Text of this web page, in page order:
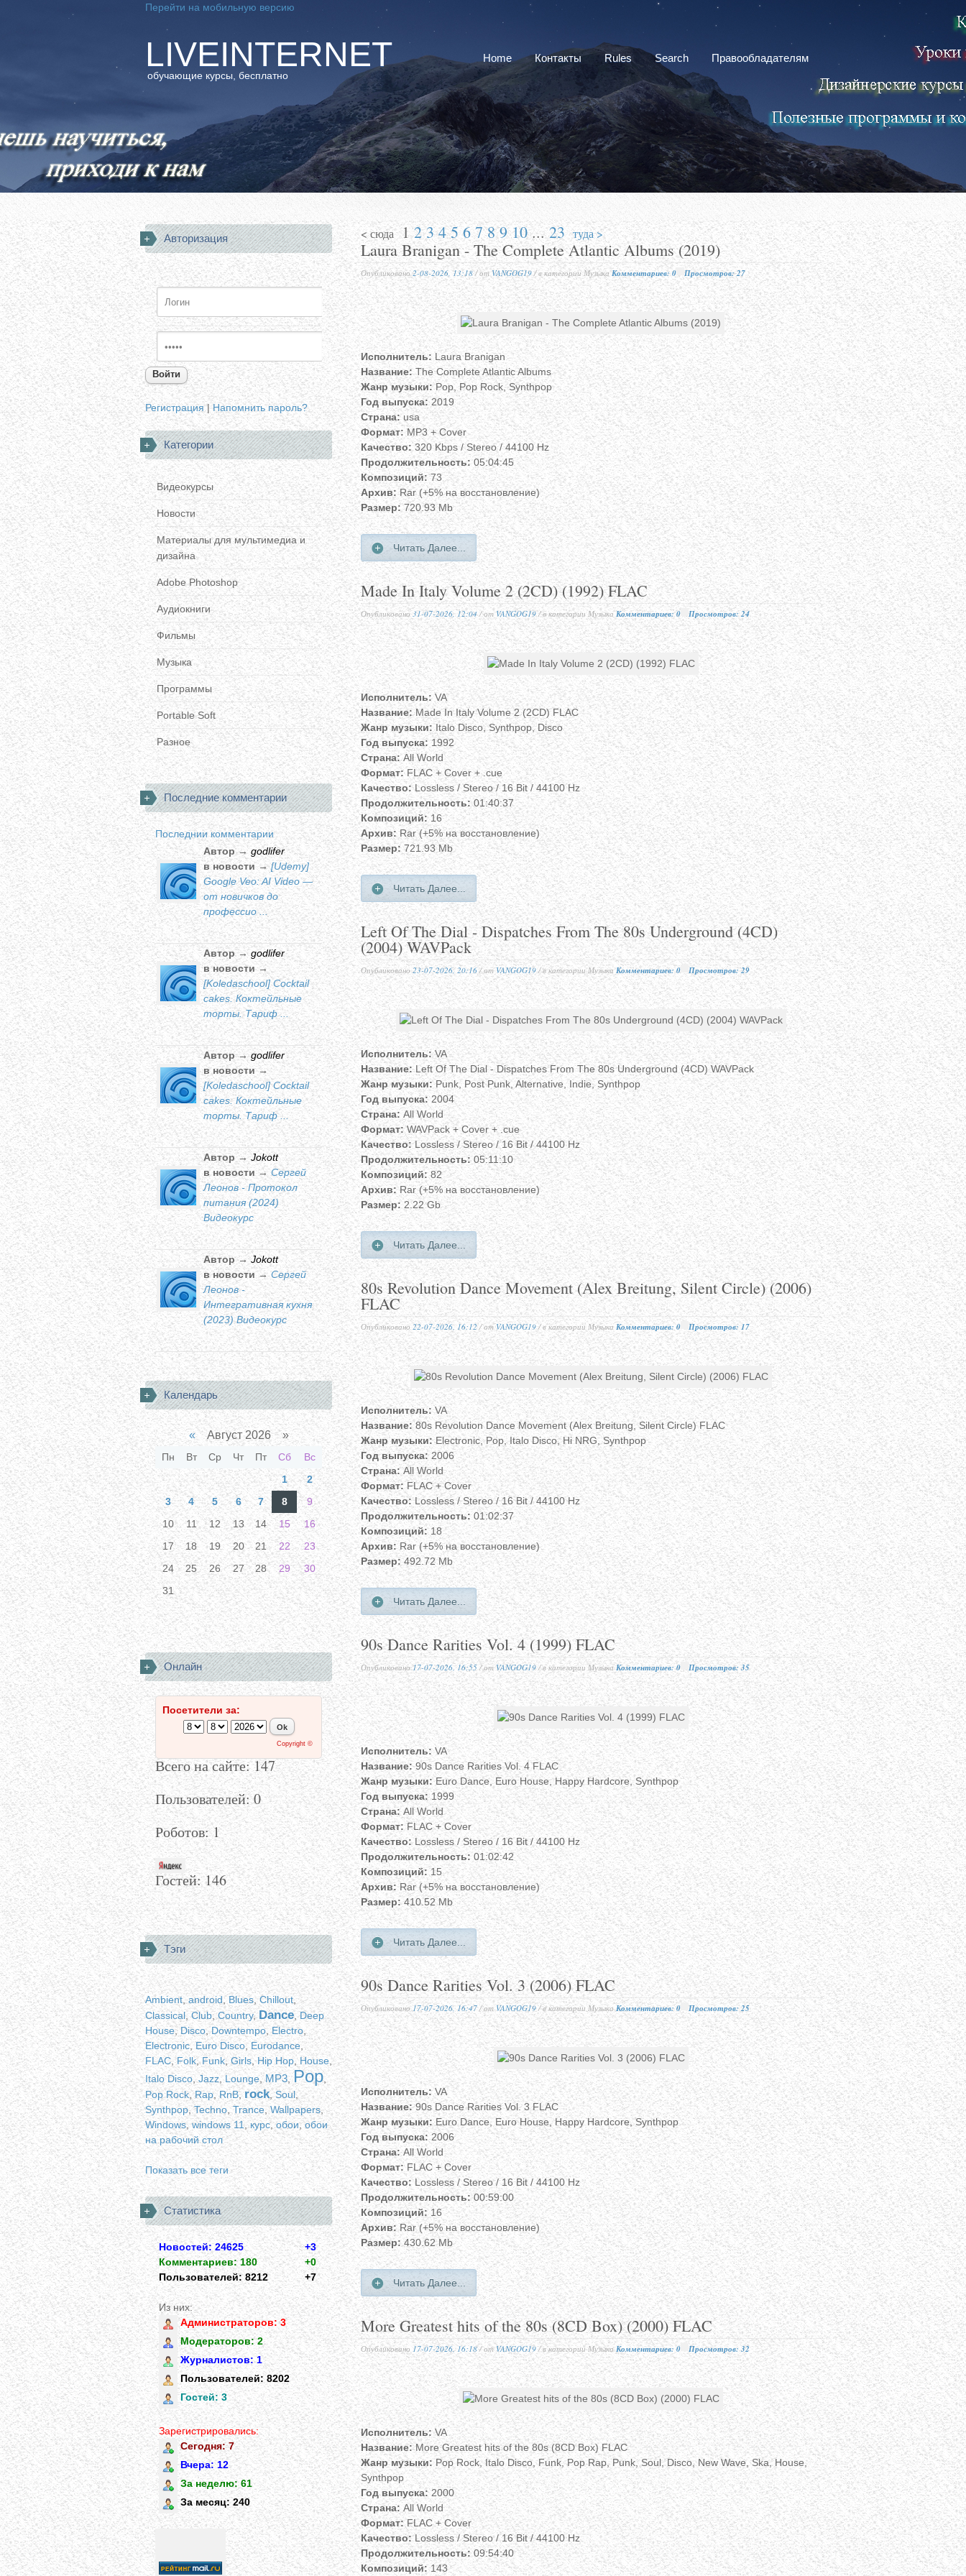
LIVEINTERNET
обучающие курсы, бесплатно
Home Контакты Rules Search Правообладателям
Перейти на мобильную версию
Авторизация
Войти
Регистрация| Напомнить пароль?
Категории
Видеокурсы
Новости
Материалы для мультимедиа и
дизайна
Adobe Photoshop
Аудиокниги
Фильмы
Музыка
Программы
Portable Soft
Разное
Последние комментарии
Последнии комментарии
Автор → godlifer
в новости → [Udemy]
Google Veo: AI Video —
от новичков до
профессио ...
Автор → godlifer
в новости →
[Koledaschool] Cocktail
cakes. Коктейльные
торты. Тариф ...
Автор → godlifer
в новости →
[Koledaschool] Cocktail
cakes. Коктейльные
торты. Тариф ...
Автор → Jokott
в новости → Сергей
Леонов - Протокол
питания (2024)
Видеокурс
Автор → Jokott
в новости → Сергей
Леонов -
Интегративная кухня
(2023) Видеокурс
Календарь
«Август 2026 »
Пн Вт Ср Чт Пт Сб
Вс
1
2
3
4 5 6 7 8
9
10
11 12 13 14 15
16
17
18 19 20 21 22
23
24
25 26 27 28 29
30
31
Онлайн
Посетители за:
Copyright ©
Всего на сайте: 147
Пользователей: 0
Роботов: 1
Гостей:146
Тэги
Ambient,android , Blues ,Chillout,
Classical,Club,Country, Dance,Deep
House,Disco,Downtempo,Electro,
Electronic ,Euro Disco, Eurodance,
FLAC ,Folk,Funk, Girls ,Hip Hop , House,
Italo Disco, Jazz , Lounge,MP3,Pop,
Pop Rock,Rap,RnB, rock,Soul,
Synthpop,Techno,Trance ,Wallpapers,
Windows ,windows 11,курс,обои,обои
на рабочий стол
Показать все теги
Статистика
+3
Новостей: 24625
+0
Комментариев: 180
+7
Пользователей: 8212
Из них:
Администраторов: 3
Модераторов: 2
Журналистов: 1
Пользователей: 8202
Гостей: 3
Зарегистрировались:
Сегодня: 7
Вчера: 12
За неделю: 61
За месяц: 240
< сюда 1 2 3 4 5 6 7 8 9 10 ... 23 туда >
Laura Branigan - The Complete Atlantic Albums (2019)
Опубликовано 2-08-2026, 13:18/ отVANGOG19/ в категории МузыкаКомментариев: 0 Просмотров: 27
Исполнитель: Laura Branigan
Название:The Complete Atlantic Albums
Жанр музыки:Pop, Pop Rock, Synthpop
Год выпуска:2019
Страна: usa
Формат: MP3 + Cover
Качество:320 Kbps / Stereo / 44100 Hz
Продолжительность:05:04:45
Композиций:73
Архив: Rar (+5% на восстановление)
Размер:720.93 Mb
Читать Далее...
Made In Italy Volume 2 (2CD) (1992) FLAC
Опубликовано31-07-2026, 12:04/ от VANGOG19/ в категории МузыкаКомментариев: 0 Просмотров: 24
Исполнитель: VA
Название:Made In Italy Volume 2 (2CD) FLAC
Жанр музыки:Italo Disco, Synthpop, Disco
Год выпуска: 1992
Страна:All World
Формат:FLAC + Cover + .cue
Качество: Lossless / Stereo / 16 Bit / 44100 Hz
Продолжительность:01:40:37
Композиций:16
Архив: Rar (+5% на восстановление)
Размер: 721.93 Mb
Читать Далее...
Left Of The Dial - Dispatches From The 80s Underground (4CD)
(2004) WAVPack
Опубликовано 23-07-2026, 20:16/ отVANGOG19/ в категории МузыкаКомментариев: 0 Просмотров: 29
Исполнитель:VA
Название:Left Of The Dial - Dispatches From The 80s Underground (4CD) WAVPack
Жанр музыки:Punk, Post Punk, Alternative, Indie, Synthpop
Год выпуска:2004
Страна: All World
Формат:WAVPack + Cover + .cue
Качество:Lossless / Stereo / 16 Bit / 44100 Hz
Продолжительность: 05:11:10
Композиций:82
Архив: Rar (+5% на восстановление)
Размер: 2.22 Gb
Читать Далее...
80s Revolution Dance Movement (Alex Breitung, Silent Circle) (2006)
FLAC
Опубликовано 22-07-2026, 16:12/ отVANGOG19/ в категории МузыкаКомментариев: 0 Просмотров: 17
Исполнитель:VA
Название:80s Revolution Dance Movement (Alex Breitung, Silent Circle) FLAC
Жанр музыки:Electronic, Pop, Italo Disco, Hi NRG, Synthpop
Год выпуска:2006
Страна:All World
Формат: FLAC + Cover
Качество:Lossless / Stereo / 16 Bit / 44100 Hz
Продолжительность:01:02:37
Композиций:18
Архив:Rar (+5% на восстановление)
Размер:492.72 Mb
Читать Далее...
90s Dance Rarities Vol. 4 (1999) FLAC
Опубликовано17-07-2026, 16:55/ отVANGOG19/ в категории МузыкаКомментариев: 0 Просмотров: 35
Исполнитель: VA
Название:90s Dance Rarities Vol. 4 FLAC
Жанр музыки:Euro Dance, Euro House, Happy Hardcore, Synthpop
Год выпуска:1999
Страна: All World
Формат: FLAC + Cover
Качество:Lossless / Stereo / 16 Bit / 44100 Hz
Продолжительность:01:02:42
Композиций:15
Архив:Rar (+5% на восстановление)
Размер:410.52 Mb
Читать Далее...
90s Dance Rarities Vol. 3 (2006) FLAC
Опубликовано17-07-2026, 16:47/ от VANGOG19/ в категории МузыкаКомментариев: 0 Просмотров: 25
Исполнитель: VA
Название:90s Dance Rarities Vol. 3 FLAC
Жанр музыки:Euro Dance, Euro House, Happy Hardcore, Synthpop
Год выпуска:2006
Страна:All World
Формат:FLAC + Cover
Качество: Lossless / Stereo / 16 Bit / 44100 Hz
Продолжительность:00:59:00
Композиций:16
Архив: Rar (+5% на восстановление)
Размер: 430.62 Mb
Читать Далее...
More Greatest hits of the 80s (8CD Box) (2000) FLAC
Опубликовано 17-07-2026, 16:18/ отVANGOG19/ в категории Музыка Комментариев: 0 Просмотров: 32
Исполнитель:VA
Название:More Greatest hits of the 80s (8CD Box) FLAC
Жанр музыки: Pop Rock, Italo Disco, Funk, Pop Rap, Punk, Soul, Disco, New Wave, Ska, House,
Synthpop
Год выпуска:2000
Страна: All World
Формат:FLAC + Cover
Качество:Lossless / Stereo / 16 Bit / 44100 Hz
Продолжительность: 09:54:40
Композиций:143